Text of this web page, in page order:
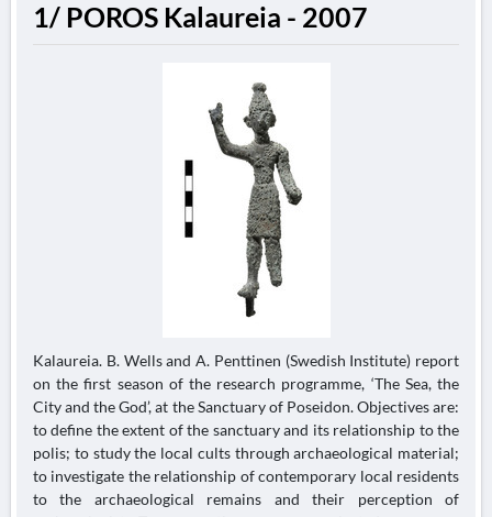
1/ POROS Kalaureia - 2007
Kalaureia. B. Wells and A. Penttinen (Swedish Institute) report
on the first season of the research programme, ‘The Sea, the
City and the God’, at the Sanctuary of Poseidon. Objectives are:
to define the extent of the sanctuary and its relationship to the
polis; to study the local cults through archaeological material;
to investigate the relationship of contemporary local residents
to the archaeological remains and their perception of